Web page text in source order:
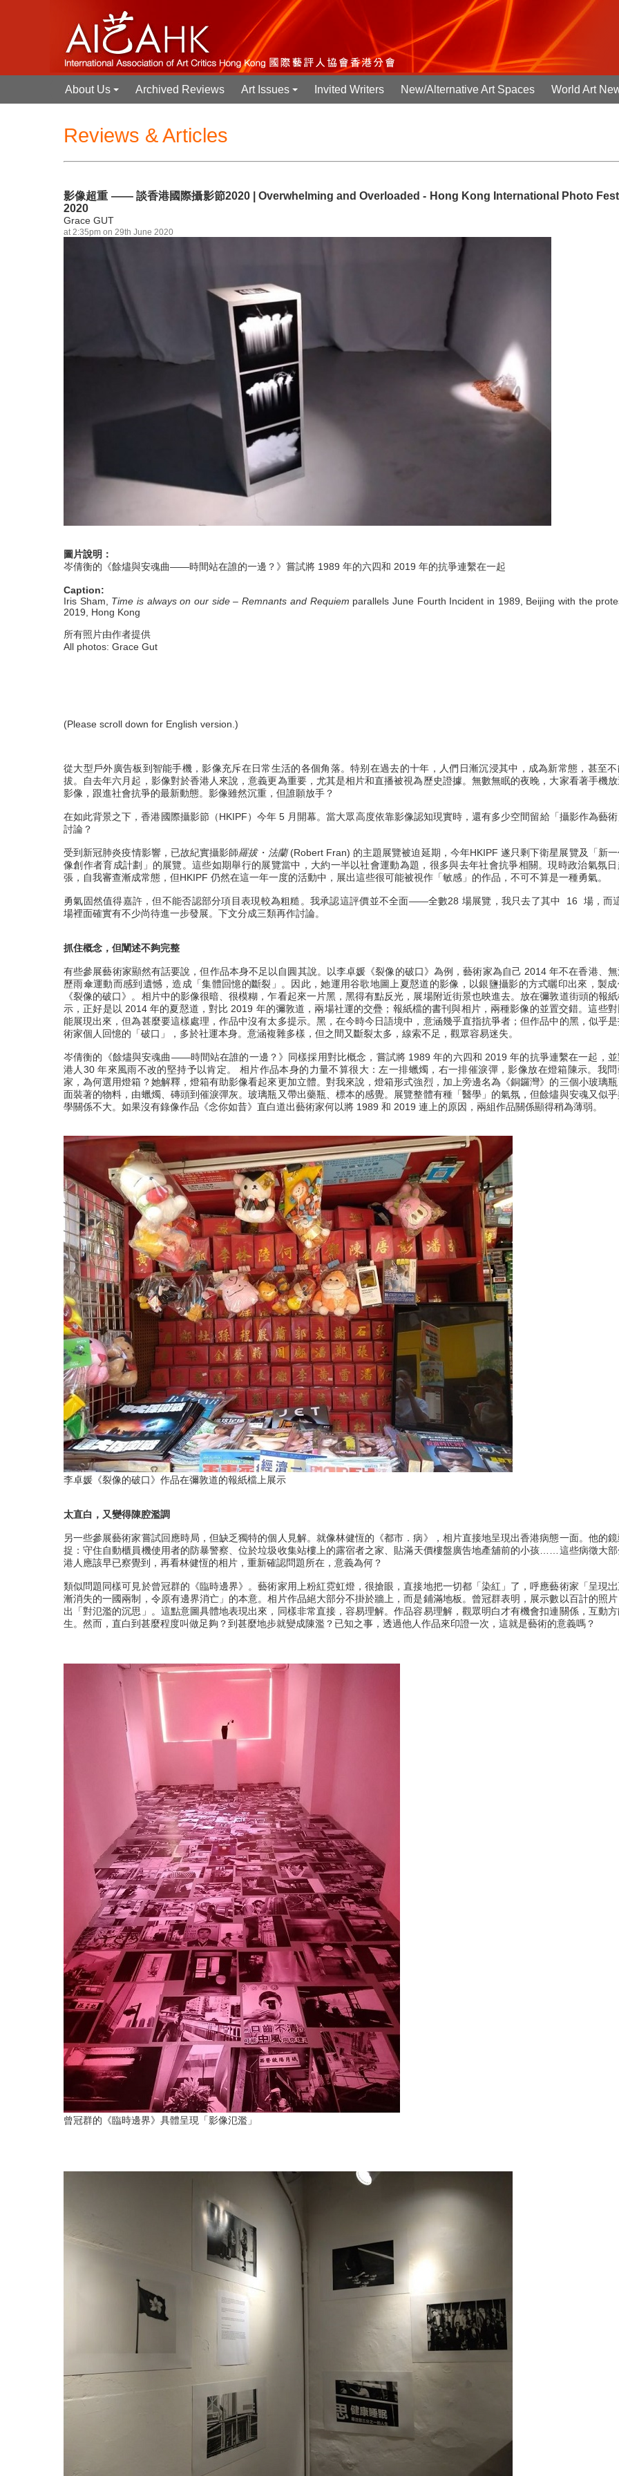
+
About Us Archived Reviews
+
Art Issues Invited Writers New/Alternative Art Spaces World Art
Reviews & Articles
影像超重 —— 談香港國際攝影節2020 | Overwhelming and Overloaded - Hong Kong International Photo
2020
Grace GUT
at 2:35pm on 29th June 2020
圖片說明 ：
岑倩衡的《餘燼與安魂曲——時間站在誰的一邊？》嘗試將 1989 年的六四和 2019 年的抗爭連繫在一起
Caption:
Iris Sham, Time is always on our side – Remnants and Requiem parallels June Fourth Incident in 1989, Beijing with the
2019, Hong Kong
所有照片由作者提供
All photos: Grace Gut
(Please scroll down for English version.)
從大型戶外廣告板到智能手機，影像充斥在日常生活的各個角落。特别在過去的十年，人們日漸沉浸其中，成為新常態，甚至
拔。自去年六月起，影像對於香港人來說，意義更為重要，尤其是相片和直播被視為歷史證據。無數無眠的夜晚，大家看著手機
影像，跟進社會抗爭的最新動態。影像雖然沉重，但誰願放手？
在如此背景之下，香港國際攝影節（HKIPF）今年 5 月開幕。當大眾高度依靠影像認知現實時，還有多少空間留給「攝影作為藝
討論？
受到新冠肺炎疫情影響，已故紀實攝影師羅拔・ 法蘭 (Robert Fran) 的主題展覽被迫延期，今年HKIPF 遂只剩下衛星展覽及「新
像創作者育成計劃」的展覽。這些如期舉行的展覽當中，大約一半以社會運動為題，很多與去年社會抗爭相關。現時政治氣氛
張，自我審查漸成常態，但HKIPF 仍然在這一年一度的活動中，展出這些很可能被視作「敏感」的作品，不可不算是一種勇氣。
勇氣固然值得嘉許，但不能否認部分項目表現較為粗糙。我承認這評價並不全面——全數28 場展覽，我只去了其中 16 場，而
場裡面確實有不少尚待進一步發展。下文分成三類再作討論。
抓住概念，但闡述不夠完整
有些參展藝術家顯然有話要說，但作品本身不足以自圓其說。以李卓媛《裂像的破口》為例，藝術家為自己 2014 年不在香港、
歷雨傘運動而感到遺憾，造成「集體回憶的斷裂」。因此，她運用谷歌地圖上夏慤道的影像，以銀鹽攝影的方式曬印出來，製
《裂像的破口》。相片中的影像很暗、很模糊，乍看起來一片黑，黑得有點反光，展場附近街景也映進去。放在彌敦道街頭的報
示，正好是以 2014 年的夏慤道，對比 2019 年的彌敦道，兩場社運的交疊；報紙檔的書刊與相片，兩種影像的並置交錯。這些
能展現出來，但為甚麼要這樣處理，作品中沒有太多提示。黑，在今時今日語境中，意涵幾乎直指抗爭者；但作品中的黑，似乎
術家個人回憶的「破口」，多於社運本身。意涵複雜多樣，但之間又斷裂太多，線索不足，觀眾容易迷失。
岑倩衡的《餘燼與安魂曲——時間站在誰的一邊？》同樣採用對比概念，嘗試將 1989 年的六四和 2019 年的抗爭連繫在一起，
港人30 年來風雨不改的堅持予以肯定。 相片作品本身的力量不算很大：左一排蠟燭，右一排催淚彈，影像放在燈箱陳示。我
家，為何選用燈箱？她解釋，燈箱有助影像看起來更加立體。對我來說，燈箱形式強烈，加上旁邊名為《銅鑼灣》的三個小玻璃
面裝著的物料，由蠟燭、磚頭到催淚彈灰。玻璃瓶又帶出藥瓶、標本的感覺。展覽整體有種「醫學」的氣氛，但餘燼與安魂又似
學關係不大。如果沒有錄像作品《念你如昔》直白道出藝術家何以將 1989 和 2019 連上的原因，兩組作品關係顯得稍為薄弱。
李卓媛《裂像的破口》作品在彌敦道的報紙檔上展示
太直白，又變得陳腔濫調
另一些參展藝術家嘗試回應時局，但缺乏獨特的個人見解。就像林健恆的《都市．病》，相片直接地呈現出香港病態一面。他的
捉：守住自動櫃員機使用者的防暴警察、位於垃圾收集站樓上的露宿者之家、貼滿天價樓盤廣告地產舖前的小孩……這些病徵大
港人應該早已察覺到，再看林健恆的相片，重新確認問題所在，意義為何？
類似問題同樣可見於曾冠群的《臨時邊界》。藝術家用上粉紅霓虹燈，很搶眼，直接地把一切都「染紅」了，呼應藝術家「呈現
漸消失的一國兩制，令原有邊界消亡」的本意。相片作品絕大部分不掛於牆上，而是鋪滿地板。曾冠群表明，展示數以百計的照
出「對氾濫的沉思」。這點意圖具體地表現出來，同樣非常直接，容易理解。作品容易理解，觀眾明白才有機會扣連關係，互動
生。然而，直白到甚麼程度叫做足夠？到甚麼地步就變成陳濫？已知之事，透過他人作品來印證一次，這就是藝術的意義嗎？
曾冠群的《臨時邊界》具體呈現「影像氾濫」